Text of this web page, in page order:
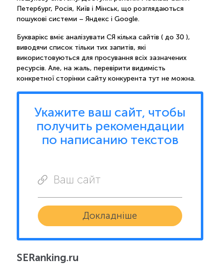
Петербург, Росія, Київ і Мінськ, що розглядаються
пошукові системи – Яндекс і Google.
Букварікс вміє аналізувати СЯ кілька сайтів ( до 30 ),
виводячи список тільки тих запитів, які
використовуються для просування всіх зазначених
ресурсів. Але, на жаль, перевірити видимість
конкретної сторінки сайту конкурента тут не можна.
Укажите ваш сайт, чтобы
получить рекомендации
по написанию текстов
Ваш сайт
Докладніше
SERanking.ru